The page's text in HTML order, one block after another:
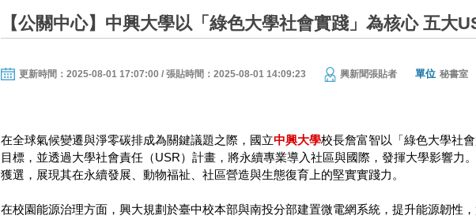
【公關中心】中興大學以「綠色大學社會實踐」為核心 五大
更新時間：2025-08-01 17:07:00 / 張貼時間：2025-08-01 14:09:23 興新聞張貼者 單位 秘書室
在全球氣候變遷與淨零碳排成為關鍵議題之際，國立中興大學校長詹富智以「綠色大學社
目標，並透過大學社會責任（USR）計畫，將永續專業導入社區與國際，發揮大學影響力
獲選，展現其在永續發展、動物福祉、社區營造與生態復育上的堅實實踐力。
在校園能源治理方面，興大規劃於臺中校本部與南投分部建置微電網系統，提升能源韌性